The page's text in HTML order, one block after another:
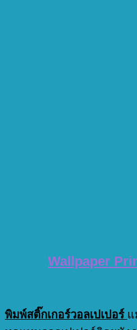
Wallpaper
พิมพ์สติ๊กเกอร์วอลเปเปอร์ แ